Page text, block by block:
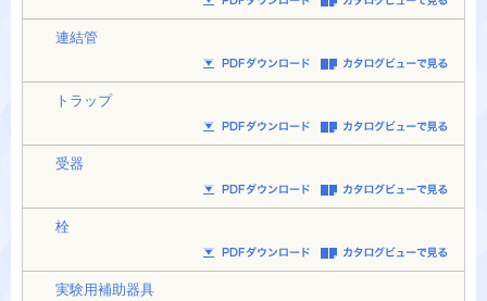
連結管
トラップ
受器
栓
実験用補助器具